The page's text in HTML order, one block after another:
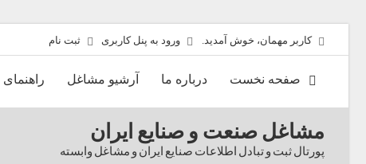
کاربر مهمان، خوش آمدید. ورود به پنل کاربری ثبت نام
صفحه نخست درباره ما آرشیو مشاغل
مشاغل صنعت و صنایع ایران
پورتال ثبت و تبادل اطلاعات صنایع ایران و مشاغل وابسته